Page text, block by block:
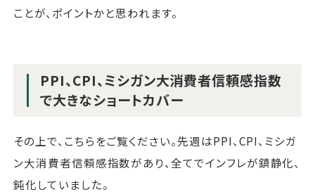
ことが、ポイントかと思われます。
PPI、CPI、ミシガン大消費者信頼感指数
で大きなショートカバー
その上で、こちらをご覧ください。先週はPPI、CPI、ミシガ
ン大消費者信頼感指数があり、全てでインフレが鎮静化、
鈍化していました。